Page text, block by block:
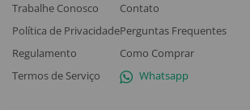
Trabalhe Conosco
Política de Privacidade
Regulamento
Termos de Serviço
Contato
Perguntas Frequentes
Como Comprar
Whatsapp